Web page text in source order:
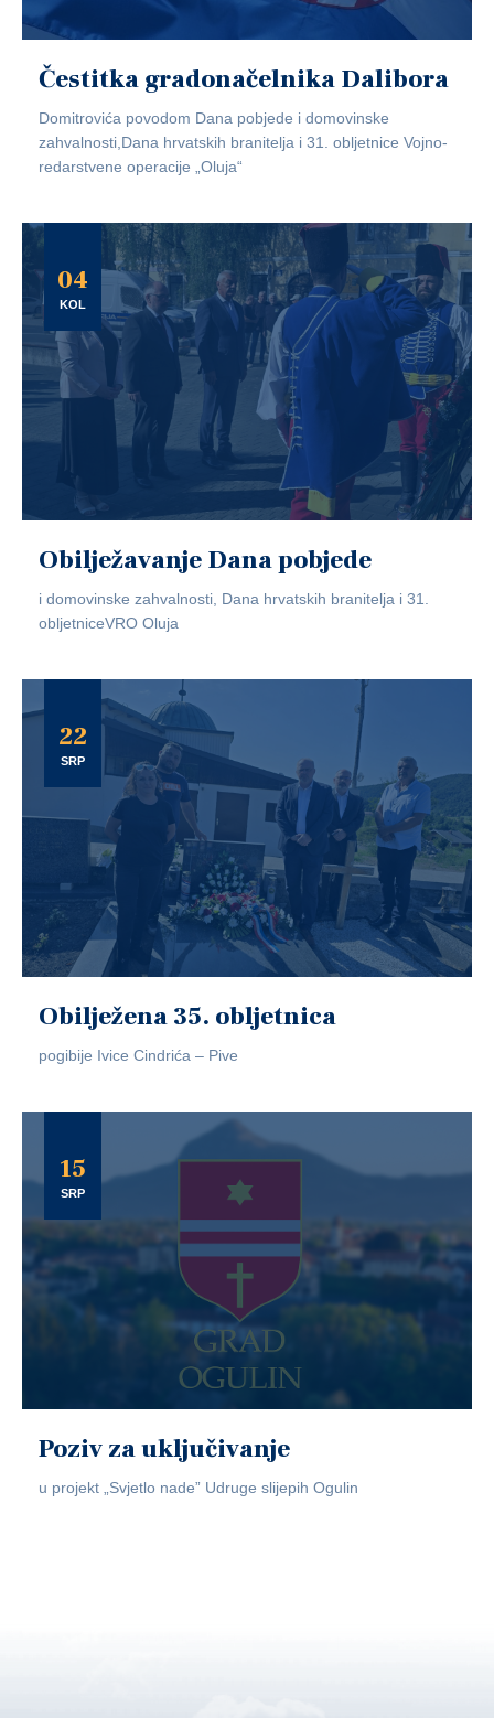
Čestitka gradonačelnika Dalibora
Domitrovića povodom Dana pobjede i domovinske
zahvalnosti,Dana hrvatskih branitelja i 31. obljetnice Vojno-
redarstvene operacije „Oluja“
04
KOL
Obilježavanje Dana pobjede
i domovinske zahvalnosti, Dana hrvatskih branitelja i 31.
obljetniceVRO Oluja
22
SRP
Obilježena 35. obljetnica
pogibije Ivice Cindrića – Pive
15
SRP
Poziv za uključivanje
u projekt „Svjetlo nade” Udruge slijepih Ogulin